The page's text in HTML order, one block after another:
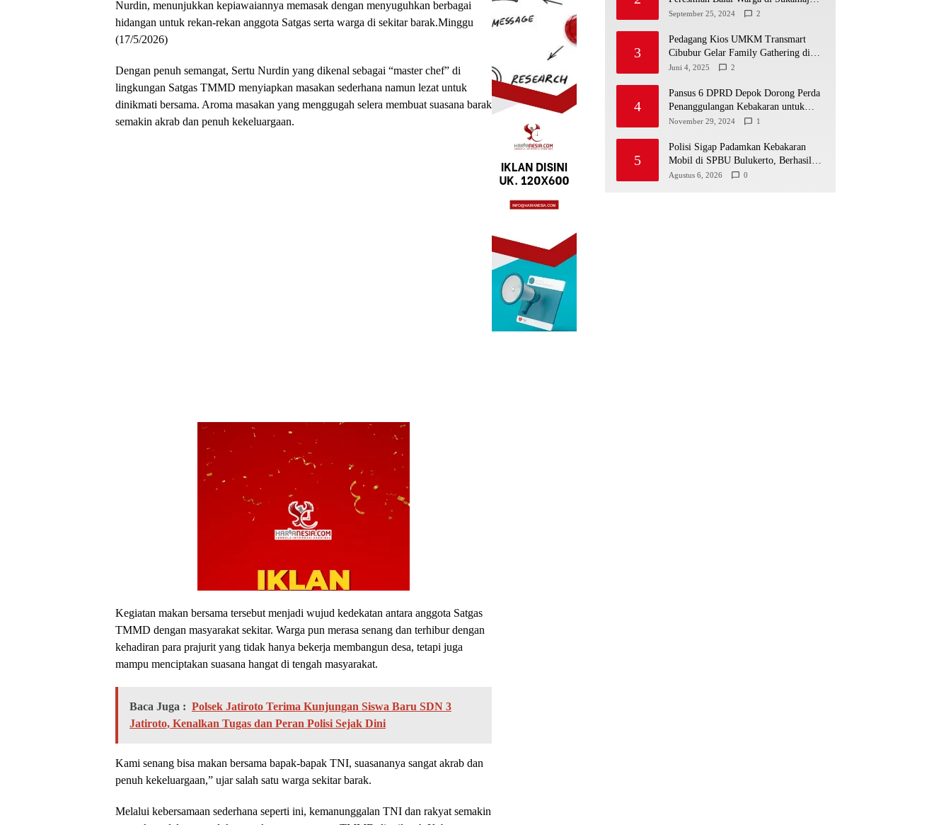
Nurdin, menunjukkan kepiawaiannya memasak dengan menyuguhkan berbagai
hidangan untuk rekan-rekan anggota Satgas serta warga di sekitar barak.Minggu
(17/5/2026)
Dengan penuh semangat, Sertu Nurdin yang dikenal sebagai “master chef” di
lingkungan Satgas TMMD menyiapkan masakan sederhana namun lezat untuk
dinikmati bersama. Aroma masakan yang menggugah selera membuat suasana barak
semakin akrab dan penuh kekeluargaan.
Kegiatan makan bersama tersebut menjadi wujud kedekatan antara anggota Satgas
TMMD dengan masyarakat sekitar. Warga pun merasa senang dan terhibur dengan
kehadiran para prajurit yang tidak hanya bekerja membangun desa, tetapi juga
mampu menciptakan suasana hangat di tengah masyarakat.
Baca Juga : Polsek Jatiroto Terima Kunjungan Siswa Baru SDN 3
Jatiroto, Kenalkan Tugas dan Peran Polisi Sejak Dini
Kami senang bisa makan bersama bapak-bapak TNI, suasananya sangat akrab dan
penuh kekeluargaan,” ujar salah satu warga sekitar barak.
Melalui kebersamaan sederhana seperti ini, kemanunggalan TNI dan rakyat semakin
Wadah Baru untuk Kolaborasi dan
September 25, 2024 2
3
Pedagang Kios UMKM Transmart
Cibubur Gelar Family Gathering di
Cisarua, Pererat Silaturahmi dan
Juni 4, 2025 2
4
Pansus 6 DPRD Depok Dorong Perda
Penanggulangan Kebakaran untuk
Keselamatan Warga
November 29, 2024 1
5
Polisi Sigap Padamkan Kebakaran
Mobil di SPBU Bulukerto, Berhasil
Cegah Api Meluas
Agustus 6, 2026 0